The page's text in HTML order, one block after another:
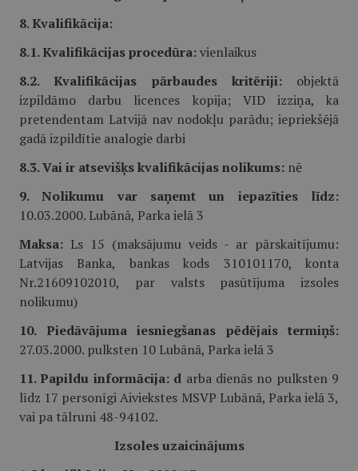
8. Kvalifikācija:
8.1. Kvalifikācijas procedūra:vienlaikus
8.2. Kvalifikācijas pārbaudes kritēriji:objektā
izpildāmo darbu licences kopija; VID izziņa, ka
pretendentam Latvijā nav nodokļu parādu; iepriekšējā
gadā izpildītie analogie darbi
8.3. Vai ir atsevišķs kvalifikācijas nolikums: nē
9. Nolikumu var saņemt un iepazīties līdz:
10.03.2000. Lubānā, Parka ielā 3
Maksa: Ls 15 (maksājumu veids - ar pārskaitījumu:
Latvijas Banka, bankas kods 310101170, konta
Nr.21609102010, par valsts pasūtījuma izsoles
nolikumu)
10. Piedāvājuma iesniegšanas pēdējais termiņš:
27.03.2000. pulksten 10 Lubānā, Parka ielā 3
11. Papildu informācija: d arba dienās no pulksten 9
līdz 17 personīgi Aiviekstes MSVP Lubānā, Parka ielā 3,
vai pa tālruni 48-94102.
Izsoles uzaicinājums